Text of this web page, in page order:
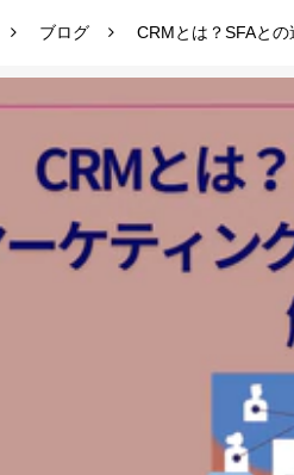
ブログ CRMとは？SFAと